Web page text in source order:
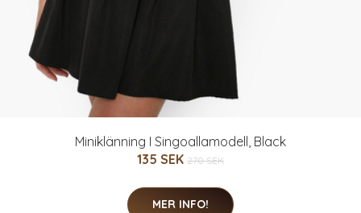
Miniklänning I Singoallamodell, Black
135 SEK 270 SEK
MER INFO!